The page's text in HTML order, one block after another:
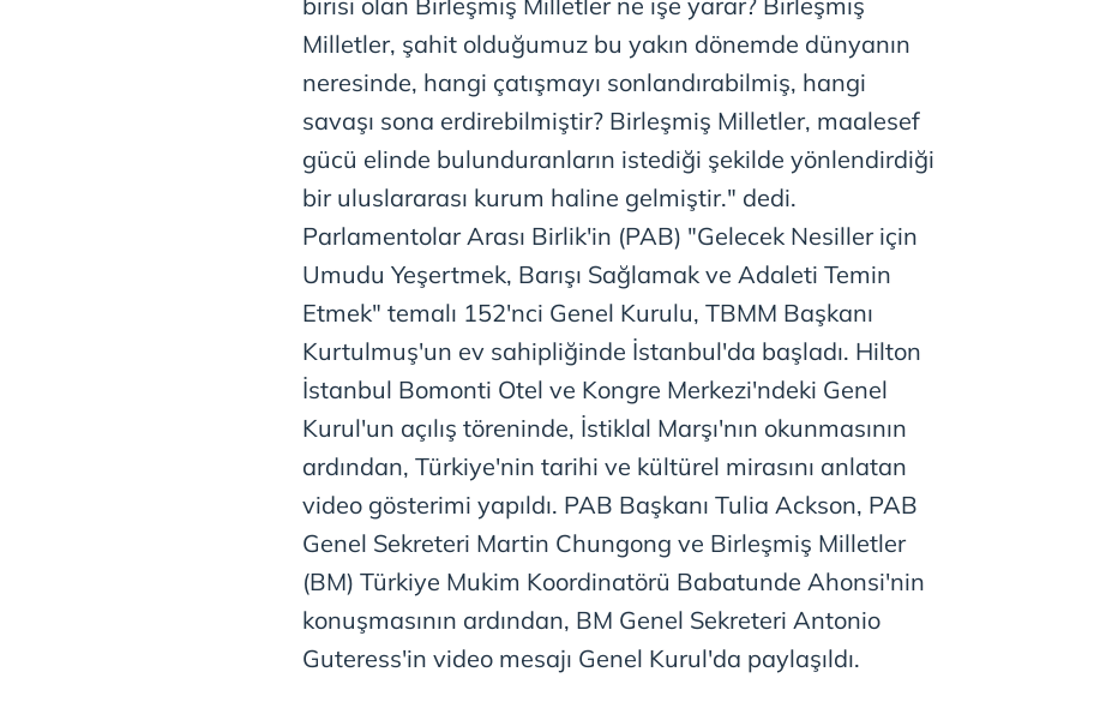
mevzuata uygun olarak kullanılan çerezlerle ilgili bilgi almak için lütfen
Milletler, şahit olduğumuz bu yakın dönemde dünyanın
neresinde, hangi çatışmayı sonlandırabilmiş, hangi
savaşı sona erdirebilmiştir? Birleşmiş Milletler, maalesef
gücü elinde bulunduranların istediği şekilde yönlendirdiği
bir uluslararası kurum haline gelmiştir." dedi.
Parlamentolar Arası Birlik'in (PAB) "Gelecek Nesiller için
Umudu Yeşertmek, Barışı Sağlamak ve Adaleti Temin
Etmek" temalı 152'nci Genel Kurulu, TBMM Başkanı
Kurtulmuş'un ev sahipliğinde İstanbul'da başladı. Hilton
İstanbul Bomonti Otel ve Kongre Merkezi'ndeki Genel
Kurul'un açılış töreninde, İstiklal Marşı'nın okunmasının
ardından, Türkiye'nin tarihi ve kültürel mirasını anlatan
video gösterimi yapıldı. PAB Başkanı Tulia Ackson, PAB
Genel Sekreteri Martin Chungong ve Birleşmiş Milletler
(BM) Türkiye Mukim Koordinatörü Babatunde Ahonsi'nin
konuşmasının ardından, BM Genel Sekreteri Antonio
Guteress'in video mesajı Genel Kurul'da paylaşıldı.